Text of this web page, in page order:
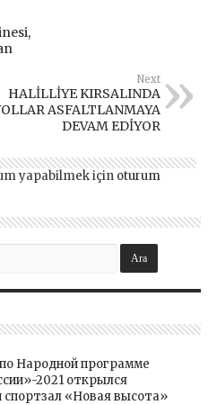
Next
HALİLLİYE KIRSALINDA
ASFALTLANMAYA
DEVAM EDİYOR
yapabilmek için oturum
Народной программе
2021 открылся
спортзал «Новая высота»